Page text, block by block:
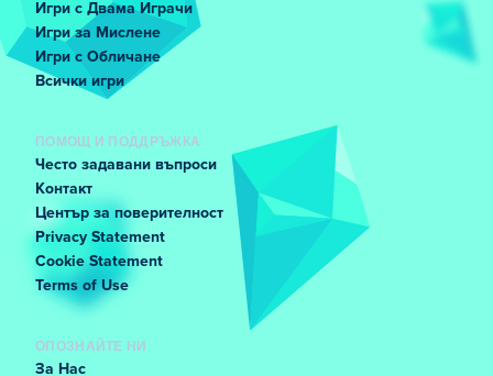
Игри с Двама Играчи
Игри за Мислене
Игри с Обличане
Всички игри
ПОМОЩ И ПОДДРЪЖКА
Често задавани въпроси
Контакт
Център за поверителност
Privacy Statement
Cookie Statement
Terms of Use
ОПОЗНАЙТЕ НИ
За Нас